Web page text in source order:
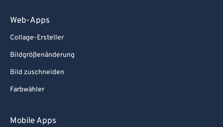
Web-Apps
Collage-Ersteller
Bildgrößenänderung
Bild zuschneiden
Farbwähler
Mobile Apps